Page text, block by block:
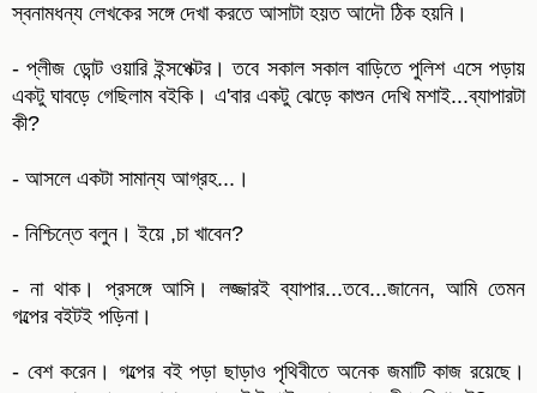
স্বনামধন্য লেখকের সঙ্গে দেখা করতে আসাটা হয়ত আদৌ ঠিক হয়নি।
- প্লীজ ডোন্ট ওয়ারি ইন্সপেক্টর। তবে সকাল সকাল বাড়িতে পুলিশ এসে পড়ায়
একটু ঘাবড়ে গেছিলাম বইকি। এ'বার একটু ঝেড়ে কাশুন দেখি মশাই...ব্যাপারটা
কী?
- আসলে একটা সামান্য আগ্রহ...।
- নিশ্চিন্তে বলুন। ইয়ে ,চা খাবেন?
- না থাক। প্রসঙ্গে আসি। লজ্জারই ব্যাপার...তবে...জানেন, আমি তেমন
গল্পের বইটই পড়িনা।
- বেশ করেন। গল্পের বই পড়া ছাড়াও পৃথিবীতে অনেক জমাটি কাজ রয়েছে।